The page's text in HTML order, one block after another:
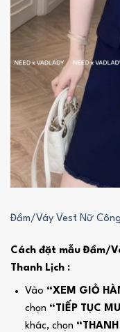
Đầm/Váy Vest Nữ
Cách đặt mẫu Đầm/
Thanh Lịch :
Vào “XEM GIỎ
chọn “TIẾP TỤC
khác, chọn